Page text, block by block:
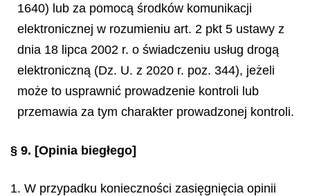
1640) lub za pomocą środków komunikacji
elektronicznej w rozumieniu art. 2 pkt 5 ustawy z
dnia 18 lipca 2002 r. o świadczeniu usług drogą
elektroniczną (Dz. U. z 2020 r. poz. 344), jeżeli
może to usprawnić prowadzenie kontroli lub
przemawia za tym charakter prowadzonej kontroli.
§ 9. [Opinia biegłego]
1. W przypadku konieczności zasięgnięcia opinii